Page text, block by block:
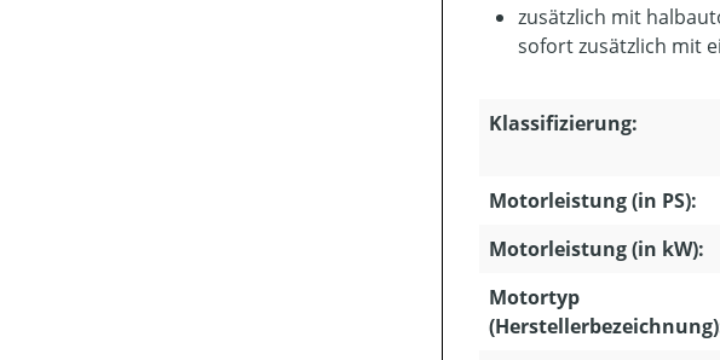
zusätzlich mit
sofort zusätzlich mit
Klassifizierung:
Motorleistung (in PS):
Motorleistung (in kW):
Motortyp